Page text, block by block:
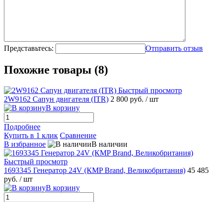
Представьтесь: Отправить отзыв
Похожие товары (8)
Быстрый просмотр
2W9162 Сапун двигателя (ITR) 2 800 руб. / шт
В корзину
Подробнее
Купить в 1 клик Сравнение
В избранное
В наличии
Быстрый просмотр
1693345 Генератор 24V (КMP Brand, Великобритания) 45 485
руб. / шт
В корзину